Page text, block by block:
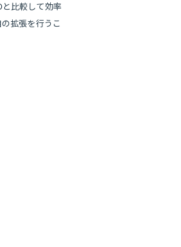
比較して効率
拡張を行うこ